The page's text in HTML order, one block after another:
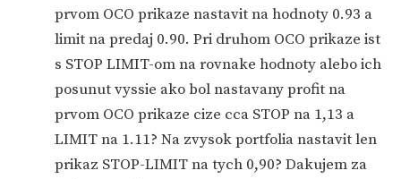
prvom OCO prikaze nastavit na hodnoty 0.93 a
limit na predaj 0.90. Pri druhom OCO prikaze ist
s STOP LIMIT-om na rovnake hodnoty alebo ich
posunut vyssie ako bol nastavany profit na
prvom OCO prikaze cize cca STOP na 1,13 a
LIMIT na 1.11? Na zvysok portfolia nastavit len
prikaz STOP-LIMIT na tych 0,90? Dakujem za